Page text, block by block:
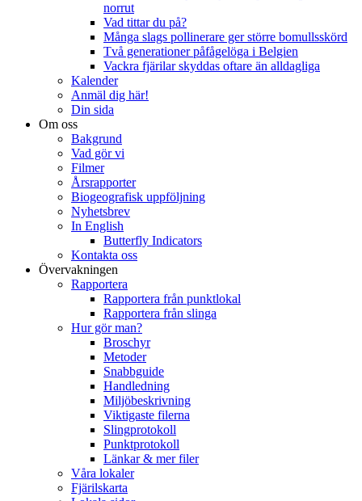
norrut
Vad tittar du på?
Många slags pollinerare ger större bomullsskörd
Två generationer påfågelöga i Belgien
Vackra fjärilar skyddas oftare än alldagliga
Kalender
Anmäl dig här!
Din sida
Om oss
Bakgrund
Vad gör vi
Filmer
Årsrapporter
Biogeografisk uppföljning
Nyhetsbrev
In English
Butterfly Indicators
Kontakta oss
Övervakningen
Rapportera
Rapportera från punktlokal
Rapportera från slinga
Hur gör man?
Broschyr
Metoder
Snabbguide
Handledning
Miljöbeskrivning
Viktigaste filerna
Slingprotokoll
Punktprotokoll
Länkar & mer filer
Våra lokaler
Fjärilskarta